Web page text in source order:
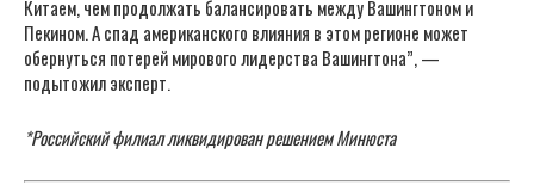
Китаем, чем продолжать балансировать между Вашингтоном и
Пекином. А спад американского влияния в этом регионе может
обернуться потерей мирового лидерства Вашингтона”, —
подытожил эксперт.
*Российский филиал ликвидирован решением Минюста